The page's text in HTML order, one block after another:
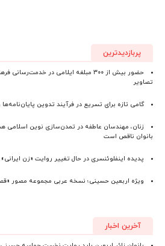
پربازدیدترین
حضور بیش از ۳۰۰ مبلغه ایلامی در
تصاویر
گامی تازه برای تسریع در فرآیند تدوین
زنان، مهندسان عاطفه در تمدن‌سازی نوین اسلامی
بانوان ناقص است
پدیده اینفلوئنسری در حال تغییر روایت «زن ایرانی»
ویژه اربعین حسینی؛ نسخه عربی مجموعه مصور
آخرین اخبار